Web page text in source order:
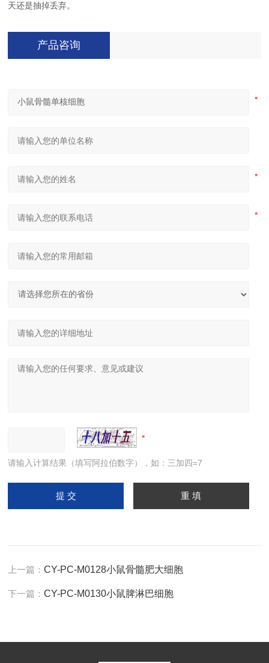
天还是抽掉丢弃。
产品咨询
请输入计算结果（填写阿拉伯数字），如：三加四=7
上一篇：CY-PC-M0128小鼠骨髓肥大细胞
下一篇：CY-PC-M0130小鼠脾淋巴细胞